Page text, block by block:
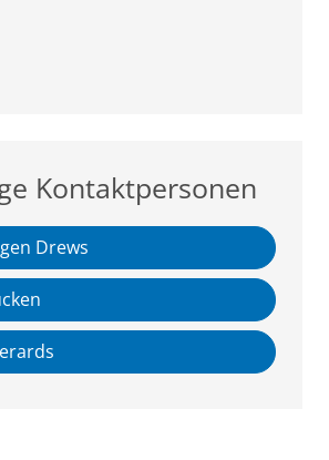
Kontaktpersonen
Drews